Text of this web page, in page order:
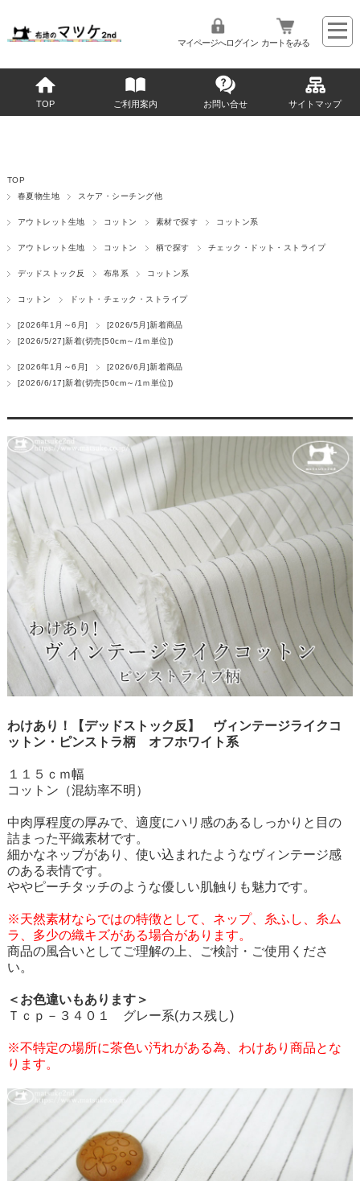
マイページへログイン カートをみる
TOP ご利用案内 お問い合せ サイトマップ
TOP
春夏物生地
スケア・シーチング他
アウトレット生地 コットン 素材で探す コットン系
アウトレット生地 コットン 柄で探す チェック・ドット・ストライプ
デッドストック反 布帛系 コットン系
コットン ドット・チェック・ストライプ
[2026年1月～6月]
[2026/5月]新着商品
[2026/5/27]新着(切売[50cm～/1ｍ単位])
[2026年1月～6月]
[2026/6月]新着商品
[2026/6/17]新着(切売[50cm～/1ｍ単位])
わけあり！【デッドストック反】 ヴィンテージライクコ
ットン・ピンストラ柄 オフホワイト系
１１５ｃｍ幅
コットン（混紡率不明）
中肉厚程度の厚みで、適度にハリ感のあるしっかりと目の
詰まった平織素材です。
細かなネップがあり、使い込まれたようなヴィンテージ感
のある表情です。
ややピーチタッチのような優しい肌触りも魅力です。
※天然素材ならではの特徴として、ネップ、糸ふし、糸ム
ラ、多少の織キズがある場合があります。
商品の風合いとしてご理解の上、ご検討・ご使用くださ
い。
＜お色違いもあります＞
Ｔｃｐ－３４０１ グレー系(カス残し)
※不特定の場所に茶色い汚れがある為、わけあり商品とな
ります。